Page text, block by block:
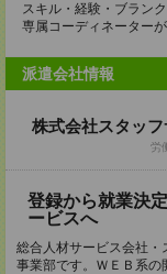
スキル・経験・ブラン
専属コーディネーター
派遣会社情報
株式会社スタッ
労
登録から就業決
ービスへ
総合人材サービス会社
事業部です。ＷＥＢ系の